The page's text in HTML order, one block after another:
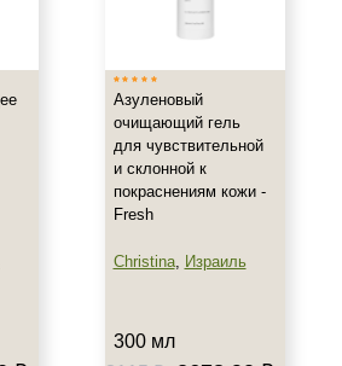
Азуленовый
очищающий гель
для чувствительной
и склонной к
покраснениям кожи -
Fresh
Christina, Израиль
300 мл
+7 (495) 640-58-89